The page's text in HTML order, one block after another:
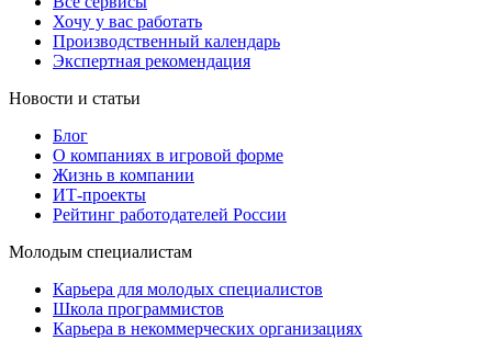
Хочу у вас работать
Производственный календарь
Экспертная рекомендация
Новости и статьи
Блог
О компаниях в игровой форме
Жизнь в компании
ИТ-проекты
Рейтинг работодателей России
Молодым специалистам
Карьера для молодых специалистов
Школа программистов
Карьера в некоммерческих организациях